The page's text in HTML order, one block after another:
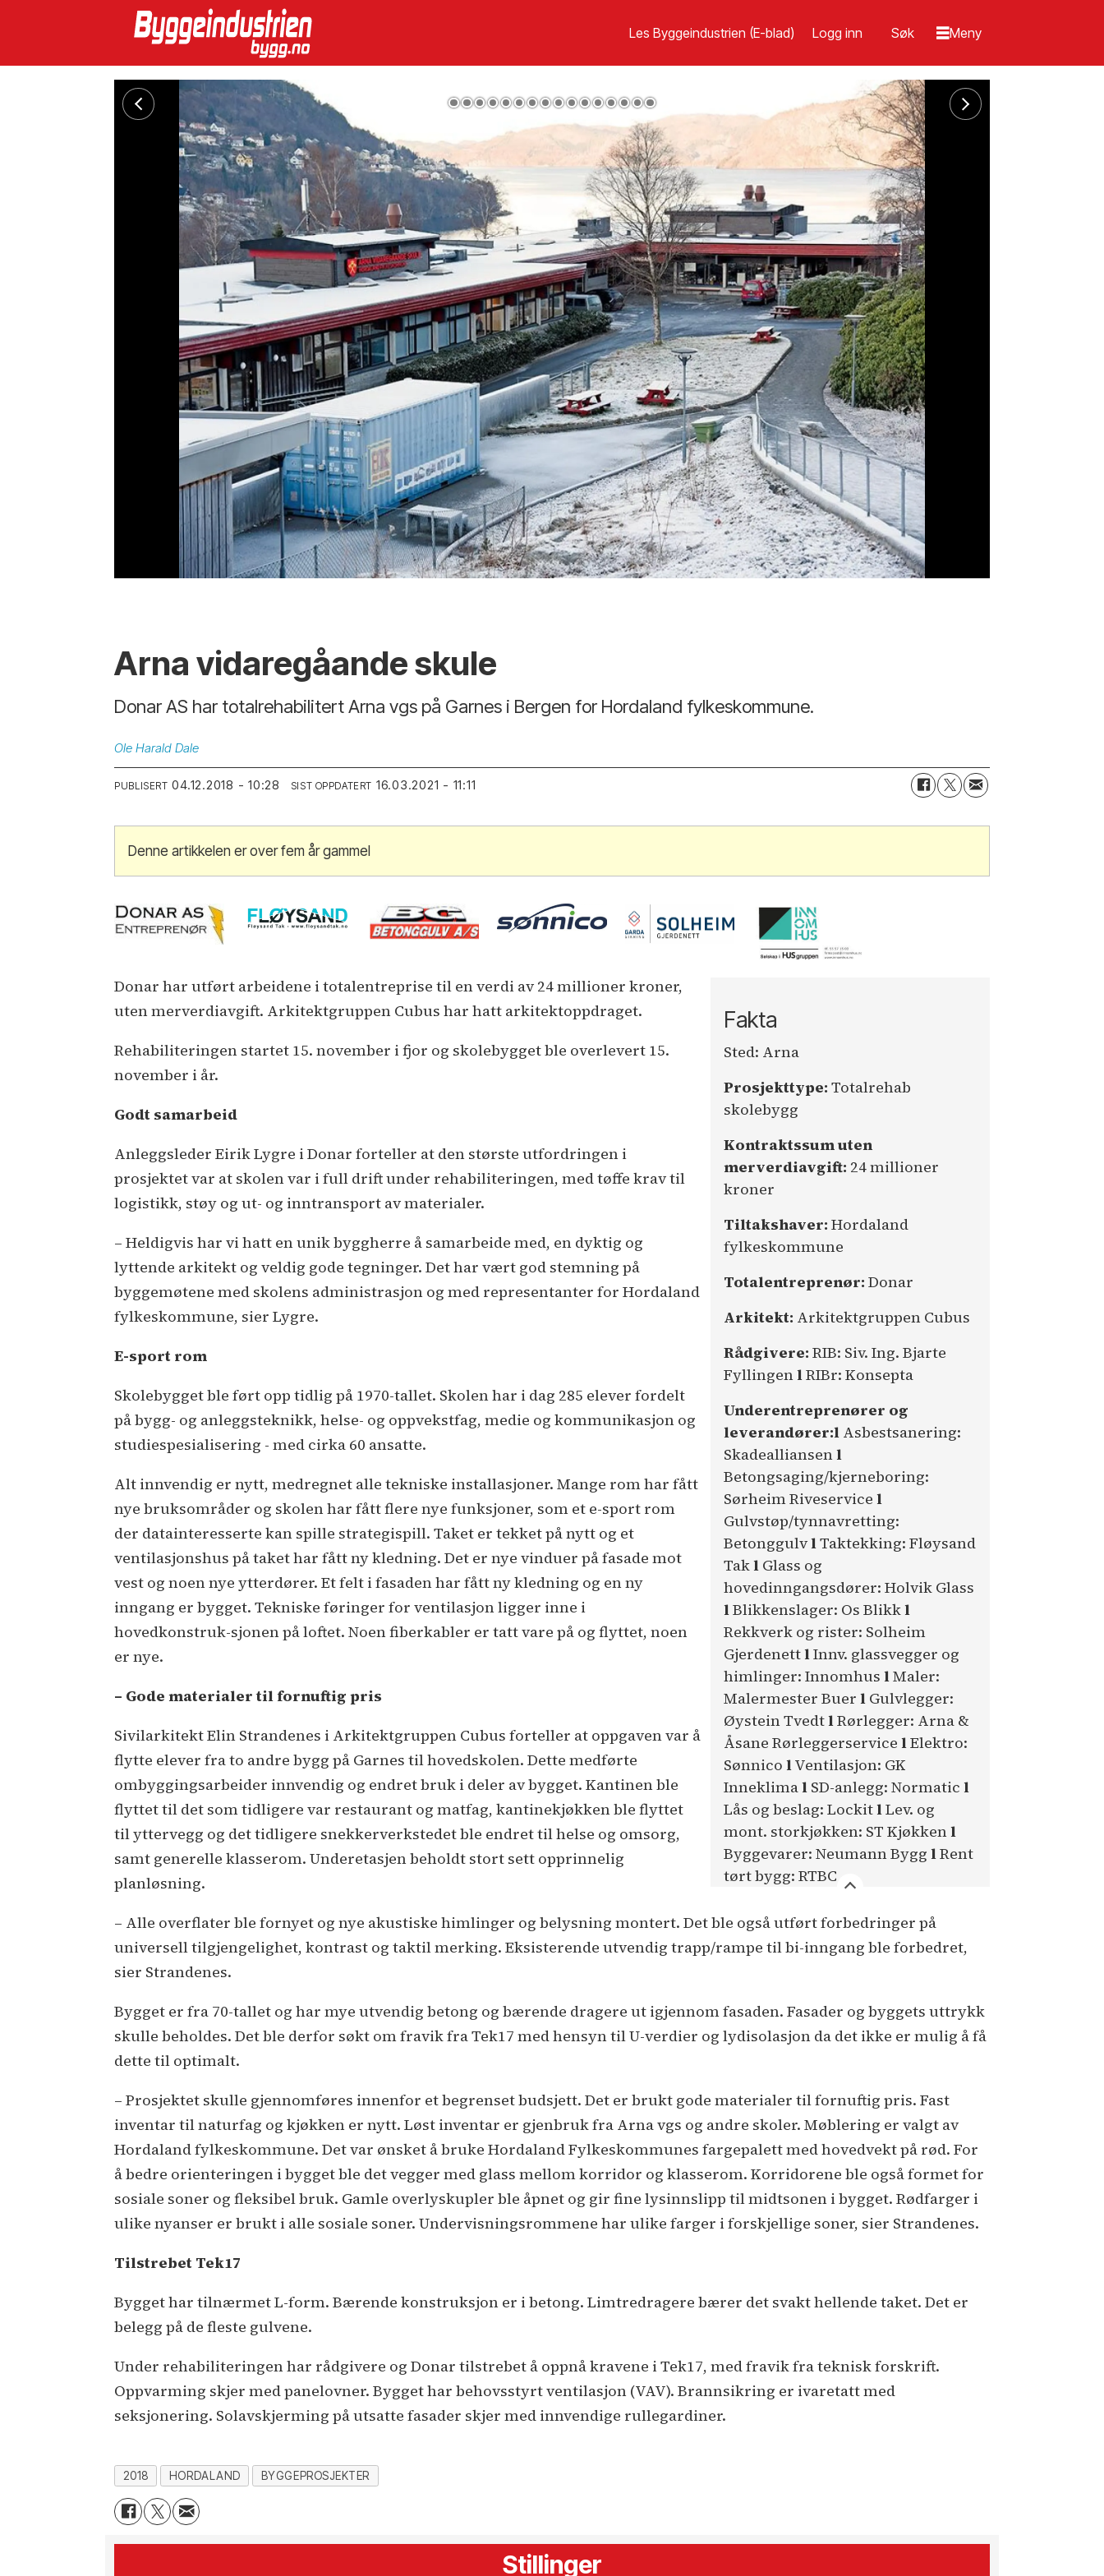
Les Byggeindustrien (E-blad) Logg inn
Arna vidaregåande skule
Donar AS har totalrehabilitert Arna vgs på Garnes i Bergen for Hordaland fylkeskommune.
Ole Harald Dale
PUBLISERT 04.12.2018 - 10:28 SIST OPPDATERT 16.03.2021 - 11:11
Denne artikkelen er over fem år gammel
Fakta
Sted: Arna
Prosjekttype: Totalrehab
skolebygg
Kontraktssum uten
merverdiavgift: 24 millioner
kroner
Tiltakshaver: Hordaland
fylkeskommune
Totalentreprenør: Donar
Arkitekt: Arkitektgruppen Cubus
Rådgivere: RIB: Siv. Ing. Bjarte
FyllingenlRIBr: Konsepta
Underentreprenører og
leverandører:lAsbestsanering:
Skadealliansenl
Betongsaging/kjerneboring:
Sørheim Riveservice l
Gulvstøp/tynnavretting:
BetonggulvlTaktekking: Fløysand
TaklGlass og
hovedinngangsdører: Holvik Glass
lBlikkenslager: Os Blikkl
Rekkverk og rister: Solheim
GjerdenettlInnv. glassvegger og
himlinger: Innomhus lMaler:
Malermester Buer lGulvlegger:
Øystein TvedtlRørlegger: Arna &
Åsane Rørleggerservice lElektro:
Sønnico lVentilasjon: GK
InneklimalSD-anlegg: Normatic l
Lås og beslag: LockitlLev. og
mont. storkjøkken: ST Kjøkkenl
Byggevarer: Neumann Bygg lRent
tørt bygg: RTBC
Donar har utført arbeidene i totalentreprise til en verdi av 24 millioner kroner,
uten merverdiavgift. Arkitektgruppen Cubus har hatt arkitektoppdraget.
Rehabiliteringen startet 15. november i fjor og skolebygget ble overlevert 15.
november i år.
Godt samarbeid
Anleggsleder Eirik Lygre i Donar forteller at den største utfordringen i
prosjektet var at skolen var i full drift under rehabiliteringen, med tøffe krav til
logistikk, støy og ut- og inntransport av materialer.
– Heldigvis har vi hatt en unik byggherre å samarbeide med, en dyktig og
lyttende arkitekt og veldig gode tegninger. Det har vært god stemning på
byggemøtene med skolens administrasjon og med representanter for Hordaland
fylkeskommune, sier Lygre.
E-sport rom
Skolebygget ble ført opp tidlig på 1970-tallet. Skolen har i dag 285 elever fordelt
på bygg- og anleggsteknikk, helse- og oppvekstfag, medie og kommunikasjon og
studiespesialisering - med cirka 60 ansatte.
Alt innvendig er nytt, medregnet alle tekniske installasjoner. Mange rom har fått
nye bruksområder og skolen har fått flere nye funksjoner, som et e-sport rom
der datainteresserte kan spille strategispill. Taket er tekket på nytt og et
ventilasjonshus på taket har fått ny kledning. Det er nye vinduer på fasade mot
vest og noen nye ytterdører. Et felt i fasaden har fått ny kledning og en ny
inngang er bygget. Tekniske føringer for ventilasjon ligger inne i
hovedkonstruk-sjonen på loftet. Noen fiberkabler er tatt vare på og flyttet, noen
er nye.
– Gode materialer til fornuftig pris
Sivilarkitekt Elin Strandenes i Arkitektgruppen Cubus forteller at oppgaven var å
flytte elever fra to andre bygg på Garnes til hovedskolen. Dette medførte
ombyggingsarbeider innvendig og endret bruk i deler av bygget. Kantinen ble
flyttet til det som tidligere var restaurant og matfag, kantinekjøkken ble flyttet
til yttervegg og det tidligere snekkerverkstedet ble endret til helse og omsorg,
samt generelle klasserom. Underetasjen beholdt stort sett opprinnelig
planløsning.
– Alle overflater ble fornyet og nye akustiske himlinger og belysning montert. Det ble også utført forbedringer på
universell tilgjengelighet, kontrast og taktil merking. Eksisterende utvendig trapp/rampe til bi-inngang ble forbedret,
sier Strandenes.
Bygget er fra 70-tallet og har mye utvendig betong og bærende dragere ut igjennom fasaden. Fasader og byggets uttrykk
skulle beholdes. Det ble derfor søkt om fravik fra Tek17 med hensyn til U-verdier og lydisolasjon da det ikke er mulig å få
dette til optimalt.
– Prosjektet skulle gjennomføres innenfor et begrenset budsjett. Det er brukt gode materialer til fornuftig pris. Fast
inventar til naturfag og kjøkken er nytt. Løst inventar er gjenbruk fra Arna vgs og andre skoler. Møblering er valgt av
Hordaland fylkeskommune. Det var ønsket å bruke Hordaland Fylkeskommunes fargepalett med hovedvekt på rød. For
å bedre orienteringen i bygget ble det vegger med glass mellom korridor og klasserom. Korridorene ble også formet for
sosiale soner og fleksibel bruk. Gamle overlyskupler ble åpnet og gir fine lysinnslipp til midtsonen i bygget. Rødfarger i
ulike nyanser er brukt i alle sosiale soner. Undervisningsrommene har ulike farger i forskjellige soner, sier Strandenes.
Tilstrebet Tek17
Bygget har tilnærmet L-form. Bærende konstruksjon er i betong. Limtredragere bærer det svakt hellende taket. Det er
belegg på de fleste gulvene.
Under rehabiliteringen har rådgivere og Donar tilstrebet å oppnå kravene i Tek17, med fravik fra teknisk forskrift.
Oppvarming skjer med panelovner. Bygget har behovsstyrt ventilasjon (VAV). Brannsikring er ivaretatt med
seksjonering. Solavskjerming på utsatte fasader skjer med innvendige rullegardiner.
2018 HORDALAND BYGGEPROSJEKTER
Stillinger